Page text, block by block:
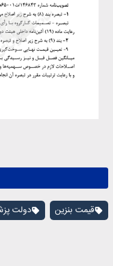
قیمت بنزین دولت